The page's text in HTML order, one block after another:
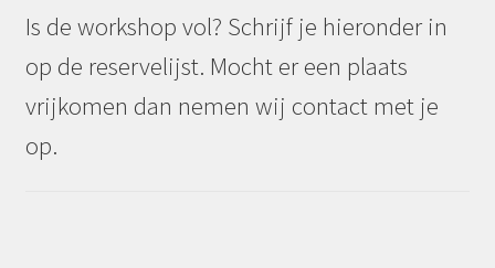
Is de workshop vol? Schrijf je hieronder in
op de reservelijst. Mocht er een plaats
vrijkomen dan nemen wij contact met je
op.